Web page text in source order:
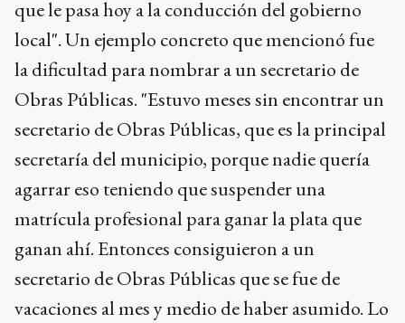
que le pasa hoy a la conducción del gobierno
local". Un ejemplo concreto que mencionó fue
la dificultad para nombrar a un secretario de
Obras Públicas. "Estuvo meses sin encontrar un
secretario de Obras Públicas, que es la principal
secretaría del municipio, porque nadie quería
agarrar eso teniendo que suspender una
matrícula profesional para ganar la plata que
ganan ahí. Entonces consiguieron a un
secretario de Obras Públicas que se fue de
vacaciones al mes y medio de haber asumido. Lo